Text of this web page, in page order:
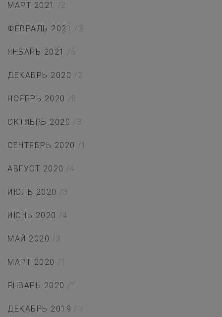
МАРТ 2021 /2
ФЕВРАЛЬ 2021 /3
ЯНВАРЬ 2021 /5
ДЕКАБРЬ 2020 /2
НОЯБРЬ 2020 /8
ОКТЯБРЬ 2020 /3
СЕНТЯБРЬ 2020 /1
АВГУСТ 2020 /4
ИЮЛЬ 2020 /3
ИЮНЬ 2020 /4
МАЙ 2020 /3
МАРТ 2020 /1
ЯНВАРЬ 2020 /1
ДЕКАБРЬ 2019 /1